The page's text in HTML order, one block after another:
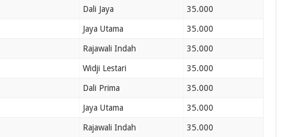
Dali Jaya 35.000
Jaya Utama 35.000
Rajawali Indah 35.000
Widji Lestari 35.000
Dali Prima 35.000
Jaya Utama 35.000
Rajawali Indah 35.000